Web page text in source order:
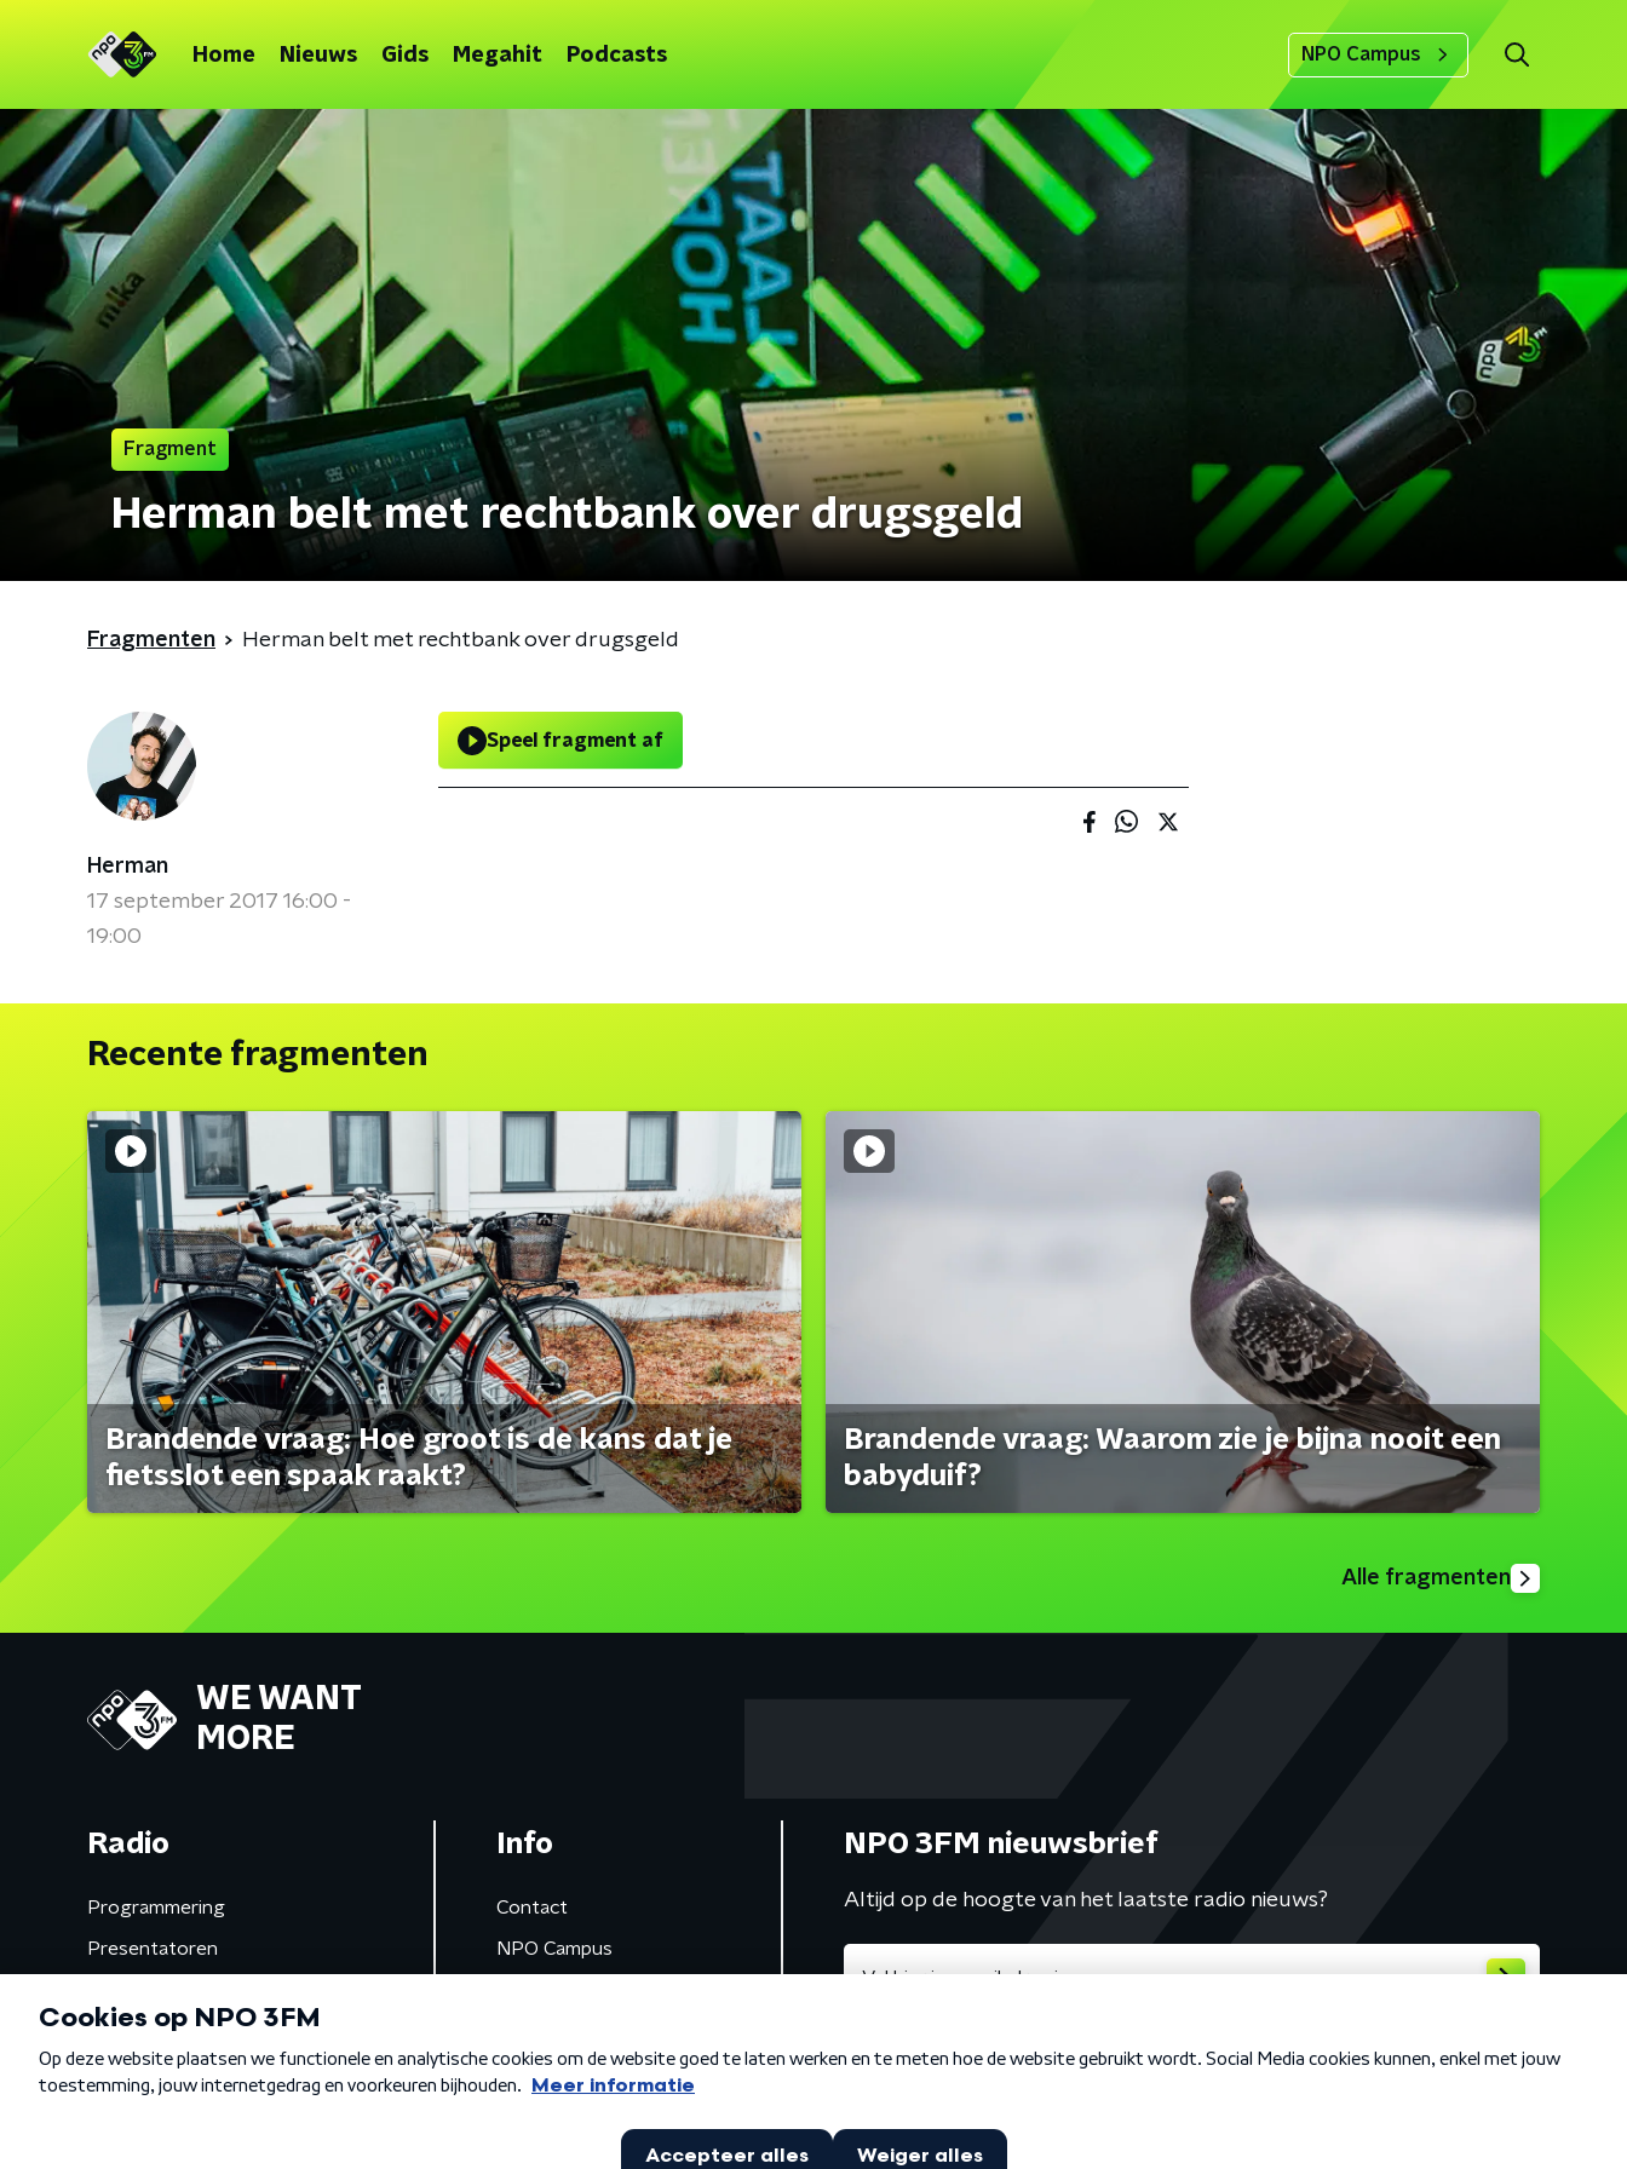
Home Nieuws Gids Megahit Podcasts NPO Campus
Fragment
Herman belt met rechtbank over drugsgeld
Fragmenten Herman belt met rechtbank over drugsgeld
Herman
17 september 2017 16:00 -
19:00
Speel fragment af
Recente fragmenten
Brandende vraag: Hoe groot is de kans dat je
fietsslot een spaak raakt?
Brandende vraag: Waarom zie je bijna nooit een
babyduif?
Alle fragmenten
WE WANT
MORE
Radio
Programmering
Presentatoren
Gemist
Info
Contact
NPO Campus
NPO 3FM nieuwsbrief
Altijd op de hoogte van het laatste radio nieuws?
Algemene voorwaarden Privacybeleid